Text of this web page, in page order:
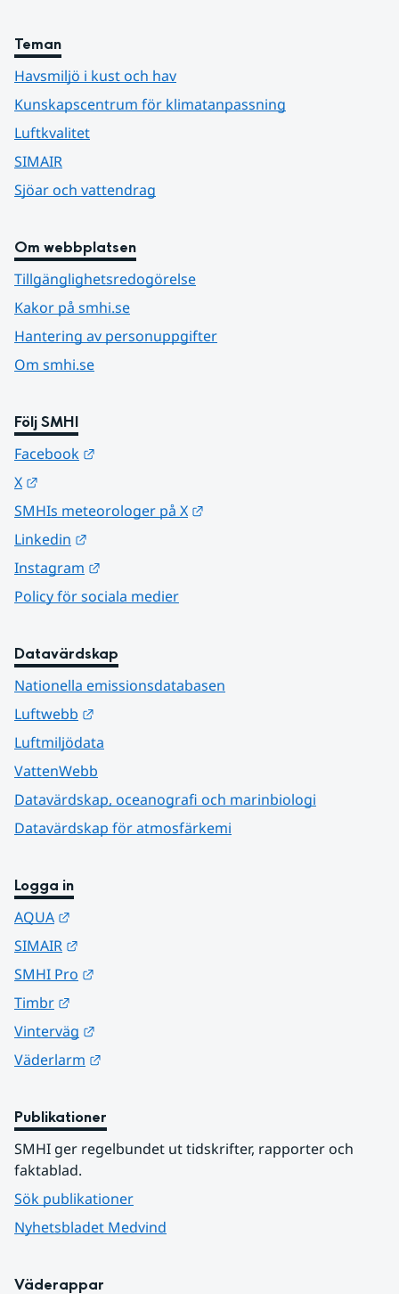
Teman
Havsmiljö i kust och hav
Kunskapscentrum för klimatanpassning
Luftkvalitet
SIMAIR
Sjöar och vattendrag
Om webbplatsen
Tillgänglighetsredogörelse
Kakor på smhi.se
Hantering av personuppgifter
Om smhi.se
Följ SMHI
Facebook
X
SMHIs meteorologer på X
Linkedin
Instagram
Policy för sociala medier
Datavärdskap
Nationella emissionsdatabasen
Luftwebb
Luftmiljödata
VattenWebb
Datavärdskap, oceanografi och marinbiologi
Datavärdskap för atmosfärkemi
Logga in
AQUA
SIMAIR
SMHI Pro
Timbr
Vinterväg
Väderlarm
Publikationer
SMHI ger regelbundet ut tidskrifter, rapporter och
faktablad.
Sök publikationer
Nyhetsbladet Medvind
Väderappar